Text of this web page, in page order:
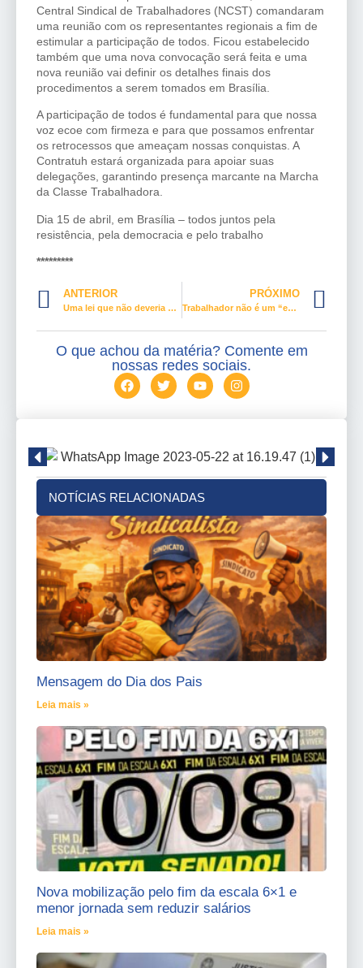
Central Sindical de Trabalhadores (NCST) comandaram
uma reunião com os representantes regionais a fim de
estimular a participação de todos. Ficou estabelecido
também que uma nova convocação será feita e uma
nova reunião vai definir os detalhes finais dos
procedimentos a serem tomados em Brasília.
A participação de todos é fundamental para que nossa
voz ecoe com firmeza e para que possamos enfrentar
os retrocessos que ameaçam nossas conquistas. A
Contratuh estará organizada para apoiar suas
delegações, garantindo presença marcante na Marcha
da Classe Trabalhadora.
Dia 15 de abril, em Brasília – todos juntos pela
resistência, pela democracia e pelo trabalho
*********
ANTERIOR
Uma lei que não deveria sair da mesa
PRÓXIMO
Trabalhador não é um “empreendedor de si mesmo”
O que achou da matéria? Comente em
nossas redes sociais.
NOTÍCIAS RELACIONADAS
Mensagem do Dia dos Pais
Leia mais »
Nova mobilização pelo fim da escala 6×1 e
menor jornada sem reduzir salários
Leia mais »